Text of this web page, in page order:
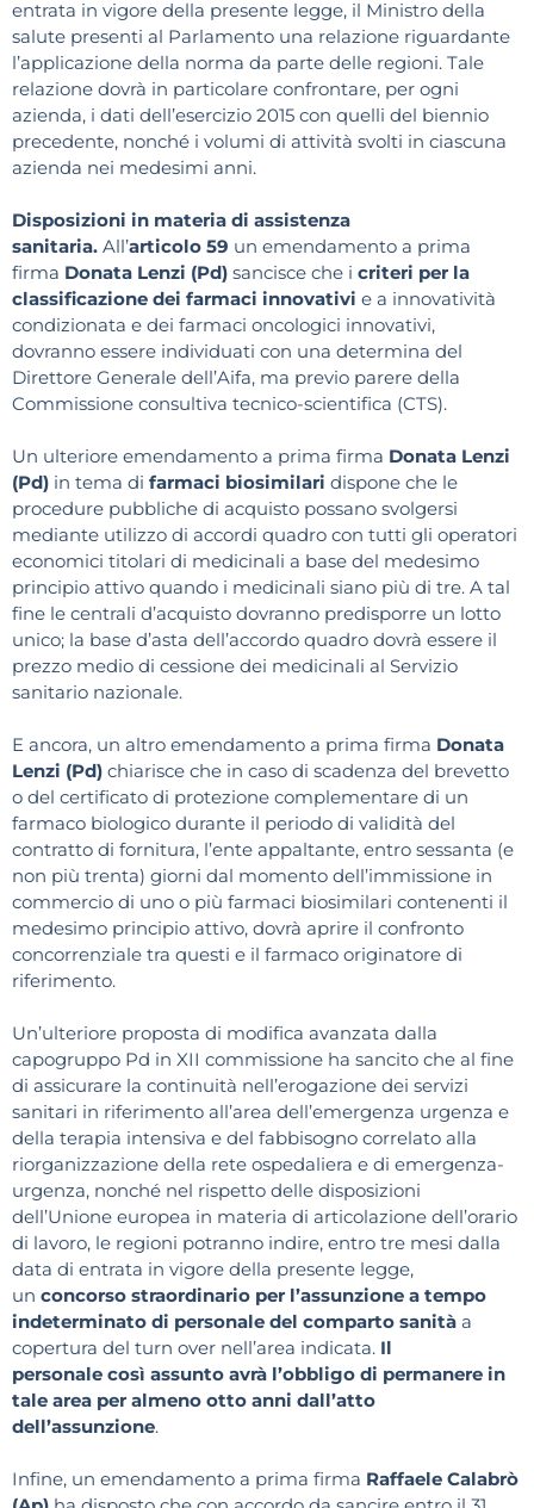
entrata in vigore della presente legge, il Ministro della
salute presenti al Parlamento una relazione riguardante
l’applicazione della norma da parte delle regioni. Tale
relazione dovrà in particolare confrontare, per ogni
azienda, i dati dell’esercizio 2015 con quelli del biennio
precedente, nonché i volumi di attività svolti in ciascuna
azienda nei medesimi anni.
Disposizioni in materia di assistenza
sanitaria. All’articolo 59 un emendamento a prima
firma Donata Lenzi (Pd) sancisce che i criteri per la
classificazione dei farmaci innovativi e a innovatività
condizionata e dei farmaci oncologici innovativi,
dovranno essere individuati con una determina del
Direttore Generale dell’Aifa, ma previo parere della
Commissione consultiva tecnico-scientifica (CTS).
Un ulteriore emendamento a prima firma Donata Lenzi
(Pd) in tema di farmaci biosimilari dispone che le
procedure pubbliche di acquisto possano svolgersi
mediante utilizzo di accordi quadro con tutti gli operatori
economici titolari di medicinali a base del medesimo
principio attivo quando i medicinali siano più di tre. A tal
fine le centrali d’acquisto dovranno predisporre un lotto
unico; la base d’asta dell’accordo quadro dovrà essere il
prezzo medio di cessione dei medicinali al Servizio
sanitario nazionale.
E ancora, un altro emendamento a prima firma Donata
Lenzi (Pd) chiarisce che in caso di scadenza del brevetto
o del certificato di protezione complementare di un
farmaco biologico durante il periodo di validità del
contratto di fornitura, l’ente appaltante, entro sessanta (e
non più trenta) giorni dal momento dell’immissione in
commercio di uno o più farmaci biosimilari contenenti il
medesimo principio attivo, dovrà aprire il confronto
concorrenziale tra questi e il farmaco originatore di
riferimento.
Un’ulteriore proposta di modifica avanzata dalla
capogruppo Pd in XII commissione ha sancito che al fine
di assicurare la continuità nell’erogazione dei servizi
sanitari in riferimento all’area dell’emergenza urgenza e
della terapia intensiva e del fabbisogno correlato alla
riorganizzazione della rete ospedaliera e di emergenza-
urgenza, nonché nel rispetto delle disposizioni
dell’Unione europea in materia di articolazione dell’orario
di lavoro, le regioni potranno indire, entro tre mesi dalla
data di entrata in vigore della presente legge,
un concorso straordinario per l’assunzione a tempo
indeterminato di personale del comparto sanità a
copertura del turn over nell’area indicata. Il
personale così assunto avrà l’obbligo di permanere in
tale area per almeno otto anni dall’atto
dell’assunzione.
Infine, un emendamento a prima firma Raffaele Calabrò